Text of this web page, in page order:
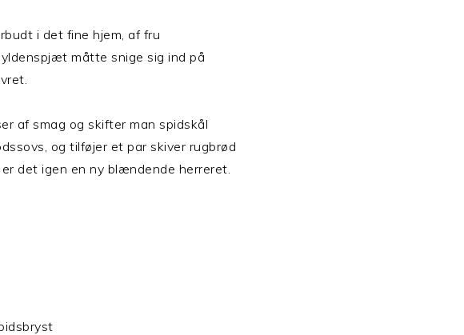
i det fine hjem, af fru
måtte snige sig ind på
af smag og skifter man spidskål
og tilføjer et par skiver rugbrød
det igen en ny blændende herreret.